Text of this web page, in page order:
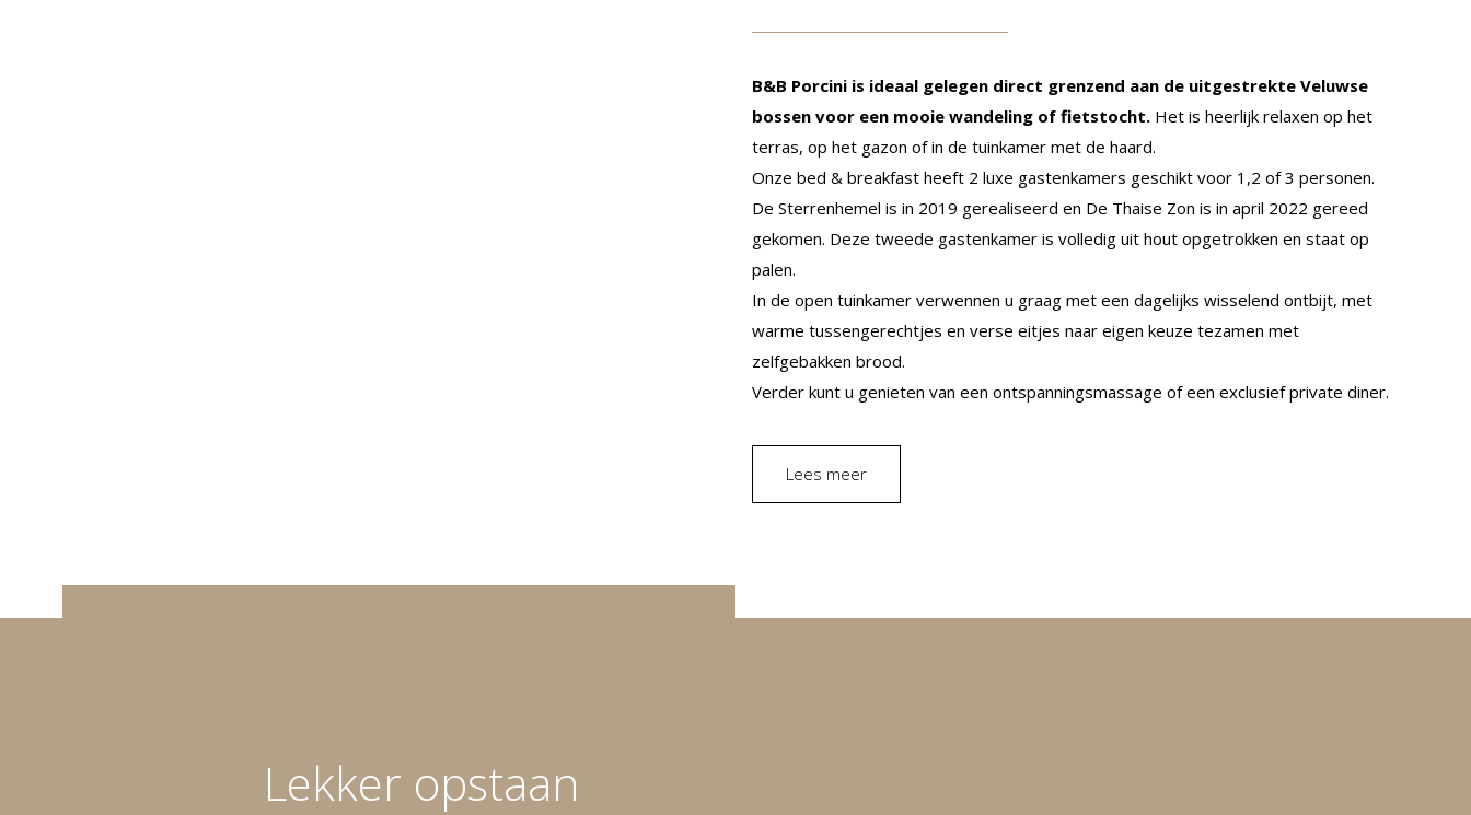
B&B Porcini is ideaal gelegen direct grenzend aan de uitgestrekte Veluwse
bossen voor een mooie wandeling of fietstocht. Het is heerlijk relaxen op het
terras, op het gazon of in de tuinkamer met de haard.
Onze bed & breakfast heeft 2 luxe gastenkamers geschikt voor 1,2 of 3 personen.
De Sterrenhemel is in 2019 gerealiseerd en De Thaise Zon is in april 2022 gereed
gekomen. Deze tweede gastenkamer is volledig uit hout opgetrokken en staat op
palen.
In de open tuinkamer verwennen u graag met een dagelijks wisselend ontbijt, met
warme tussengerechtjes en verse eitjes naar eigen keuze tezamen met
zelfgebakken brood.
Verder kunt u genieten van een ontspanningsmassage of een exclusief private diner.
Lees meer
Lekker opstaan